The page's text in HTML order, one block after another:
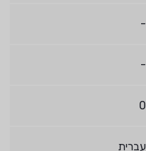
-
-
0
עברית